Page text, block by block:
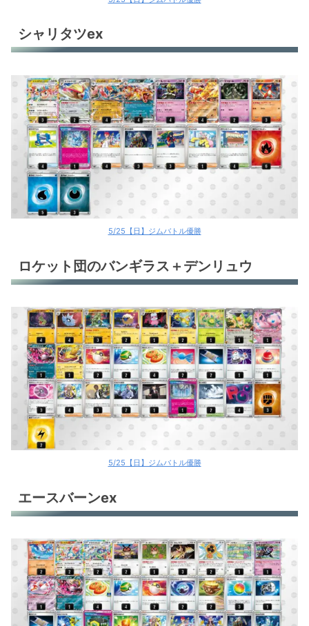
テツノイバラex
テツノイバラex
リーリエのピッピex
古代バレット
ユキメノコ
ユキメノコ
ブースターex
テラパゴスex＋ラウドボーンex
ハピナスex
ハピナスex
テラパゴスex
ヒビキのバクフーン
ヒビキのバクフーン
バシャーモex
バシャーモex
バシャーモex
バシャーモex
バシャーモex
タケルライコex
シャリタツex
5/25【日】ジムバトル優勝
ロケット団のバンギラス＋デンリュウ
5/25【日】ジムバトル優勝
エースバーンex